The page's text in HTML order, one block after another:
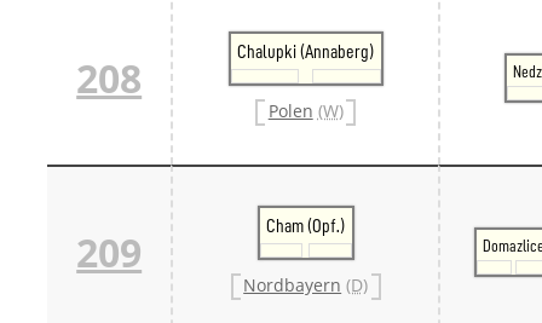
208
Chalupki (Annaberg)
Polen (W)
209
Cham (Opf.)
Nordbayern (D)